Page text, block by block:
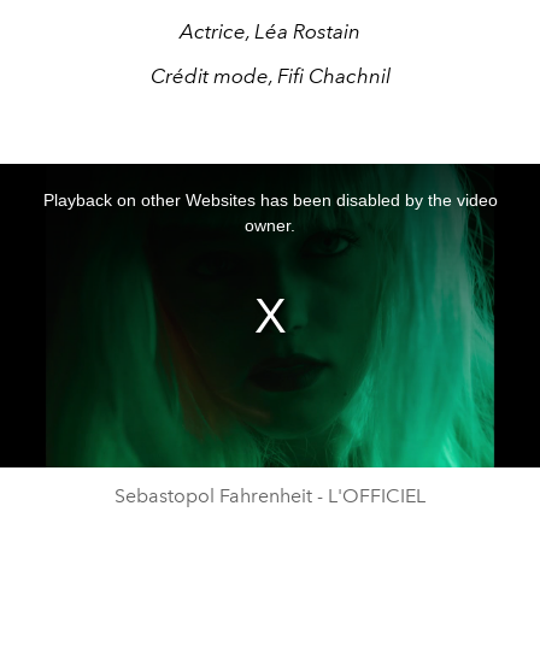
Actrice, Léa Rostain
Crédit mode, Fifi Chachnil
Playback on other Websites has been disabled by the video
owner.
Sebastopol Fahrenheit - L'OFFICIEL